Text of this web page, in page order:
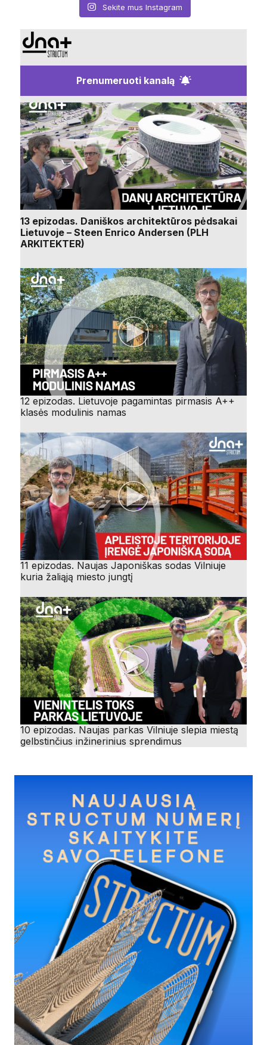
Sekite mus Instagram
Prenumeruoti kanalą
13 epizodas. Daniškos architektūros pėdsakai
Lietuvoje – Steen Enrico Andersen (PLH
ARKITEKTER)
12 epizodas. Lietuvoje pagamintas pirmasis A++
klasės modulinis namas
11 epizodas. Naujas Japoniškas sodas Vilniuje
kuria žaliąją miesto jungtį
10 epizodas. Naujas parkas Vilniuje slepia miestą
gelbstinčius inžinerinius sprendimus